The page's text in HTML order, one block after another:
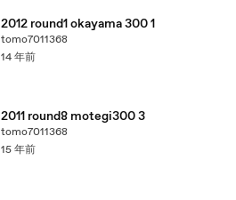
2012 round1 okayama 300 1
tomo7011368
14 年前
2011 round8 motegi300 3
tomo7011368
15 年前